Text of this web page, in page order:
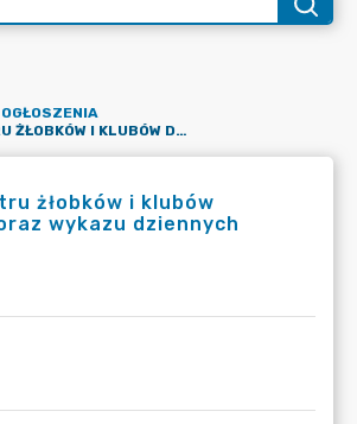
OGŁOSZENIA
DANE Z REJESTRU ŻŁOBKÓW I KLUBÓW DZIECIĘCYCH ORAZ WYKAZU DZIENNYCH OPIEKUNÓW
żłobków i klubów
wykazu dziennych